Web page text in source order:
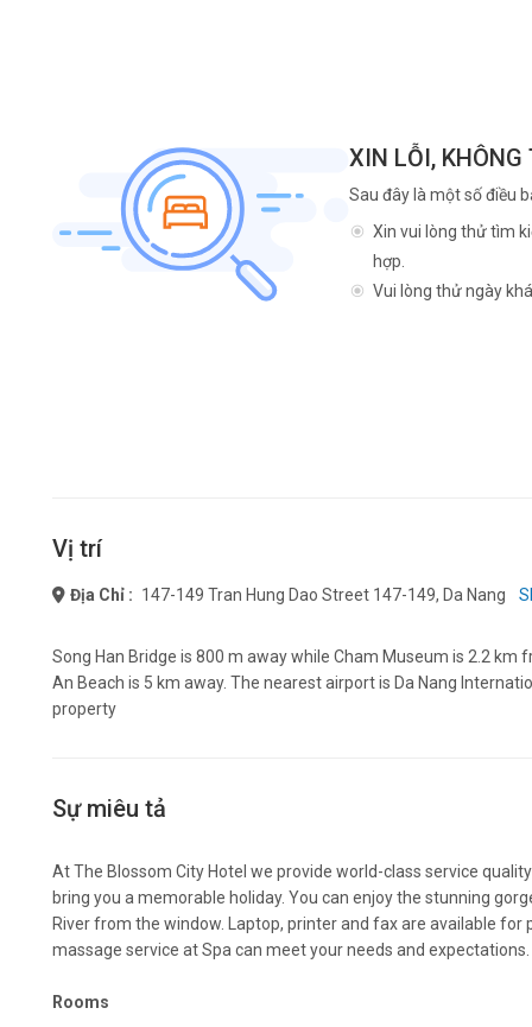
XIN LỖI,
Sau đây là một số điều
Xin vui lòng thử tìm
hợp.
Vui lòng thử ngày
Vị trí
Địa Chỉ : 147-149 Tran Hung Dao Street 147-149, Da Nang
Song Han Bridge is 800 m away while Cham Museum is 2.2 km
An Beach is 5 km away. The nearest airport is Da Nang
property
Sự miêu tả
At The Blossom City Hotel we provide world-class service
bring you a memorable holiday. You can enjoy the stunning
River from the window. Laptop, printer and fax are available for
massage service at Spa can meet your needs and expectations.
Rooms